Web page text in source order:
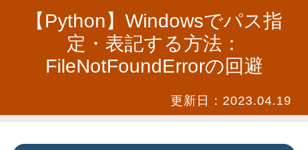
【Python】Windowsでパス指
定・表記する方法：
FileNotFoundErrorの回避
更新日： 2023.04.19